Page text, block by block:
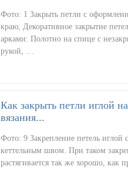
Фото: 1 Закрыть петли с
краю, Декоративное закрытие
арками: Полотно на спице с
рукой, …
Как закрыть петли иглой
вязания...
Фото: 9 Закрепление петель иглой
кеттельным швом. При таком
растягивается так же хорошо, как